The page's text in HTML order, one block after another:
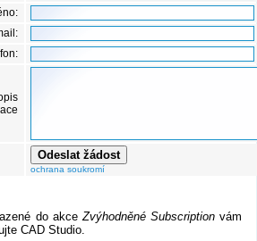
ochrana soukromí
do akceZvýhodněné Subscriptionvám
CAD Studio.